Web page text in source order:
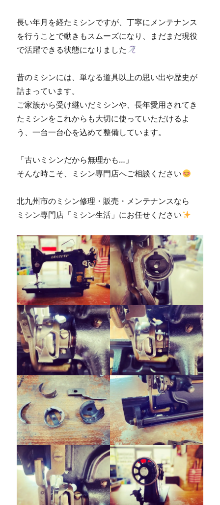
長い年月を経たミシンですが、丁寧にメンテナンス
を行うことで動きもスムーズになり、まだまだ現役
で活躍できる状態になりました
昔のミシンには、単なる道具以上の思い出や歴史が
詰まっています。
ご家族から受け継いだミシンや、長年愛用されてき
たミシンをこれからも大切に使っていただけるよ
う、一台一台心を込めて整備しています。
「古いミシンだから無理かも…」
そんな時こそ、ミシン専門店へご相談ください
北九州市のミシン修理・販売・メンテナンスなら
ミシン専門店「ミシン生活」にお任せください